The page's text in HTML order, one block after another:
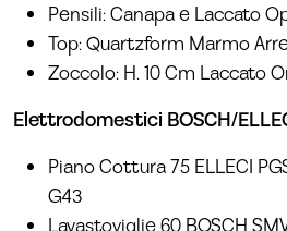
Pensili: Canapa e Laccato
Top: Quartzform Marmo
Zoccolo: H. 10 Cm Laccato
Elettrodomestici BOSCH/
Piano Cottura 75 ELLECI
G43